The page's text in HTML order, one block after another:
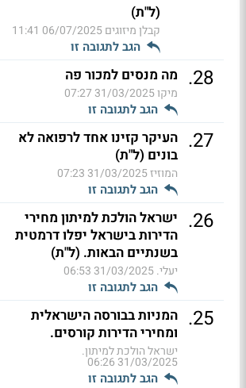
(ל"ת)
קבלן מיזוגים06/07/2025 11:41
הגב לתגובה זו
28
. מה מנסים למכור פה
מיקו31/03/2025 07:27
הגב לתגובה זו
27
. העיקר קזינו אחד לרפואה לא
בונים (ל"ת)
המוזיז31/03/2025 07:23
הגב לתגובה זו
26
. ישראל הולכת למיתון מחירי
הדירות בישראל יפלו דרמטית
בשנתיים הבאות. (ל"ת)
יעלי.31/03/2025 06:53
הגב לתגובה זו
25
. המניות בבורסה הישראלית
ומחירי הדירות קורסים.
ישראל הולכת למיתון.
31/03/2025 06:26
הגב לתגובה זו